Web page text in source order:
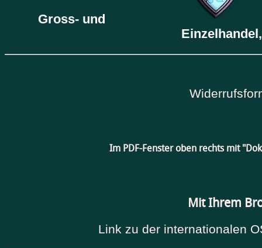
Gross- und
Im PDF-Fenster oben rechts mit
Mit Ihrem
Link zu der internationalen